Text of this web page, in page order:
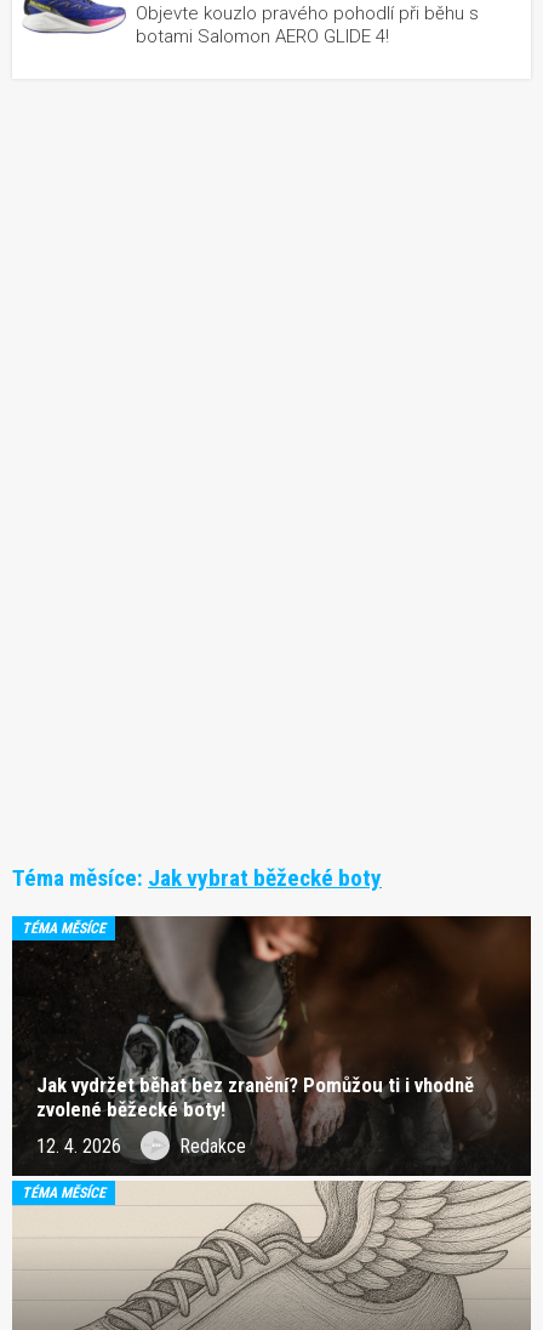
Objevte kouzlo pravého pohodlí při běhu s
botami Salomon AERO GLIDE 4!
Téma měsíce: Jak vybrat běžecké boty
TÉMA MĚSÍCE
Jak vydržet běhat bez zranění? Pomůžou ti i vhodně
zvolené běžecké boty!
12. 4. 2026 Redakce
TÉMA MĚSÍCE